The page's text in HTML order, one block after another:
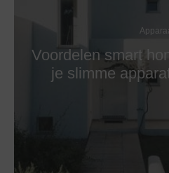
Voordelen smart
je slimme